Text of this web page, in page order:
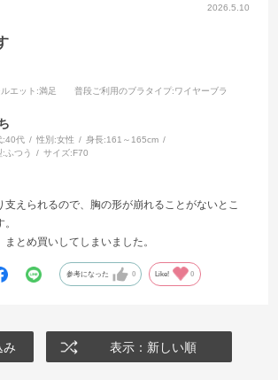
2026.5.10
エット :満足 普段ご利用のブラタイプ:ワイヤーブラ
:40代 性別:女性 身長:161～165cm
: ふつう サイズ:F70
支えられるので、胸の形が崩れることがないとこ
とめ買いしてしまいました。
参考になった 0 Like! 0
み 表示：新しい順